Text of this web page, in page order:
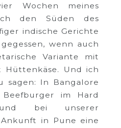
Wochen meines
den Süden des
indische Gerichte
wenn auch
Variante mit
Hüttenkäse. Und ich
sagen: In Bangalore
im Hard
bei unserer
in Pune eine